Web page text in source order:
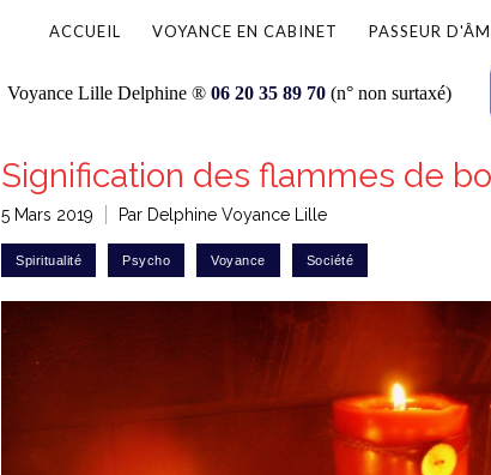
Voyance Lille Delphine ® 06 20 35 89 70 (n° non surtaxé)
ACCUEIL VOYANCE EN CABINET PASSEUR
Signification des flammes de
5 Mars 2019 Par Delphine Voyance Lille